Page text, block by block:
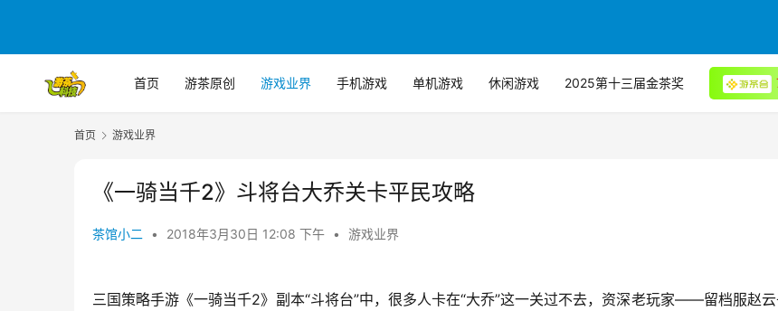
首页 游茶原创 游戏业界 手机游戏 单机游戏 休闲游戏 2025第十三届金茶奖
首页 游戏业界
《一骑当千2》斗将台大乔关卡平民攻略
茶馆小二 • 2018年3月30日 12:08 下午 • 游戏业界
三国策略手游《一骑当千2》副本“斗将台”中，很多人卡在“大乔”这一关过不去，资深老玩家——留档服赵